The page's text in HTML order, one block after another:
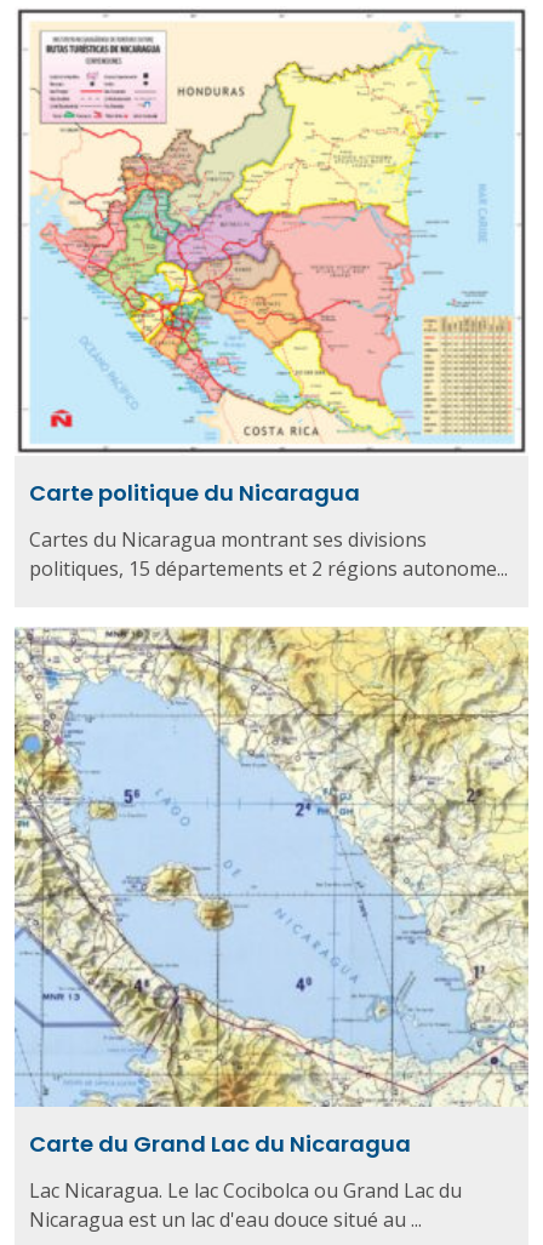
Carte politique du Nicaragua
Cartes du Nicaragua montrant ses divisions
politiques, 15 départements et 2 régions autonome...
Carte du Grand Lac du Nicaragua
Lac Nicaragua. Le lac Cocibolca ou Grand Lac du
Nicaragua est un lac d'eau douce situé au ...